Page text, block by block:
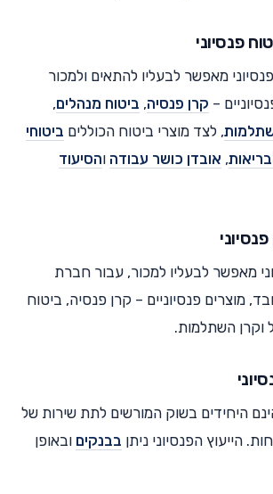
פנסיוני מאפשר לבעליו להתאים ולמכור
– קרן פנסיה, ביטוח מנהלים,
, לצד מוצרי ביטוח הכוללים ביטוחי
, אובדן כושר עבודה והסיעוד
מאפשר לבעליו למכור, עבור חברת
מוצרים פנסיוניים – קרן פנסיה, ביטוח
וקרן השתלמות.
הינם היחידים בשוק המורשים לתת שירות של
הייעוץ הפנסיוני ניתן בבנקים ובאופן